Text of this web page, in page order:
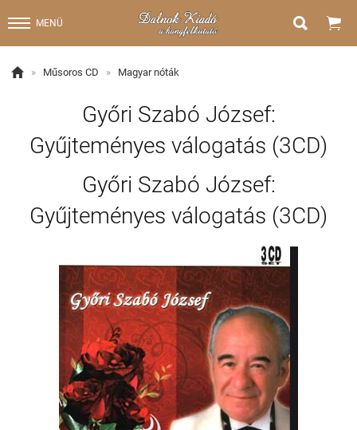
MENÜ  
 » Műsoros CD » Magyar nóták
Győri Szabó József:
Gyűjteményes válogatás (3CD)
Győri Szabó József:
Gyűjteményes válogatás (3CD)